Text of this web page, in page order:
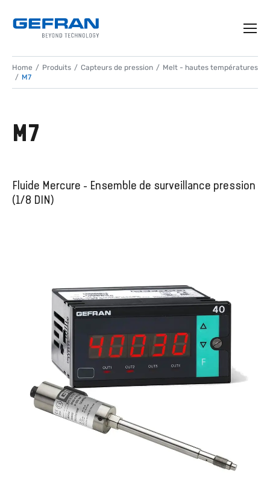
Home Produits Capteurs de pression
Melt - hautes températures
M7
M7
Fluide Mercure - Ensemble de surveillance pression
(1/8 DIN)